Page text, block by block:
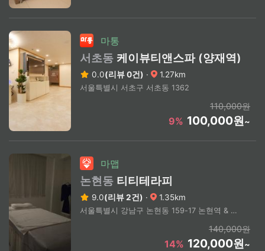
마통
서초동 케이뷰티앤스파 (양재역)
0.0(리뷰 0건) · 1.27km
서울특별시 서초구 서초동 1362
110,000원
9% 100,000원~
마맵
논현동 티티테라피
9.0(리뷰 2건) · 1.35km
서울특별시 강남구 논현동 159-17 논현역 & 신논현역 도보 6분
140,000원
14% 120,000원~